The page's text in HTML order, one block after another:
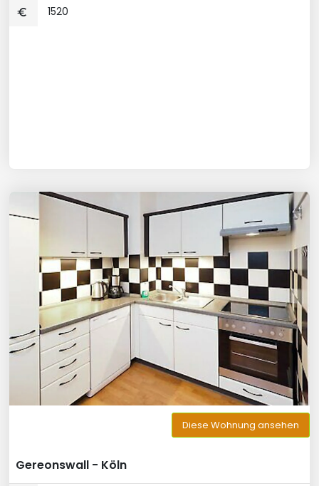
1520
Diese Wohnung ansehen
Gereonswall - Köln